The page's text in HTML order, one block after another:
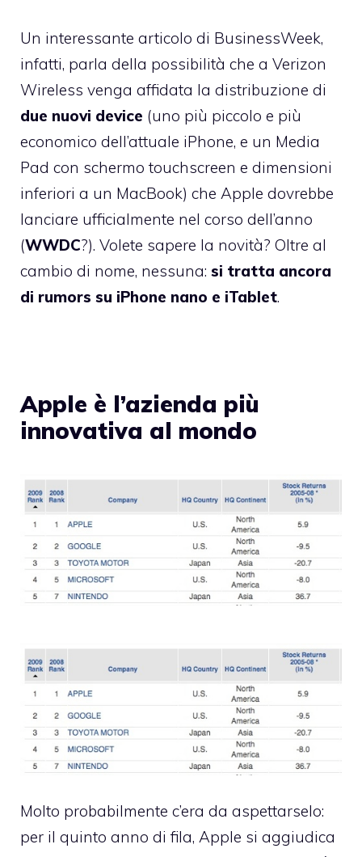
Un interessante articolo di BusinessWeek,
infatti, parla della possibilità che a Verizon
Wireless venga affidata la distribuzione di
due nuovi device (uno più piccolo e più
economico dell’attuale iPhone, e un Media
Pad con schermo touchscreen e dimensioni
inferiori a un MacBook) che Apple dovrebbe
lanciare ufficialmente nel corso dell’anno
(WWDC?). Volete sapere la novità? Oltre al
cambio di nome, nessuna: si tratta ancora
di rumors su iPhone nano e iTablet.
Apple è l’azienda più
innovativa al mondo
Molto probabilmente c’era da aspettarselo:
per il quinto anno di fila, Apple si aggiudica